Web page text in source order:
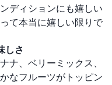
ディションにも嬉しい
て本当に嬉しい限りで
しさ
ナ、ベリーミックス、
なフルーツがトッピン